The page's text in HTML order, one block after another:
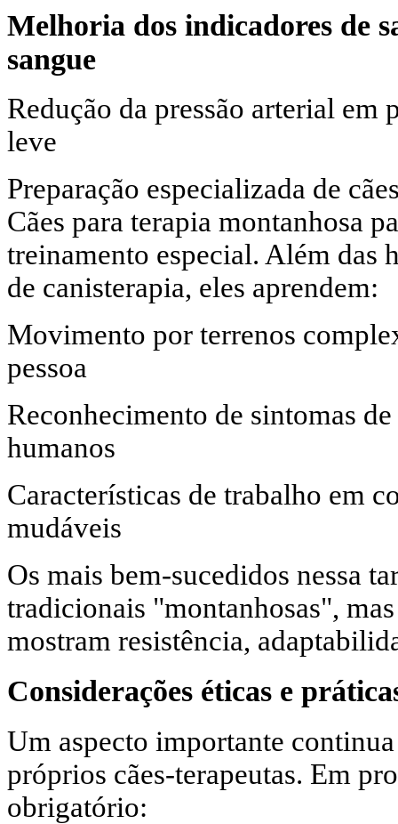
Melhoria dos indicadores de
sangue
Redução da pressão arterial em
leve
Preparação especializada de
Cães para terapia montanhosa
treinamento especial. Além das
de canisterapia, eles aprendem:
Movimento por terrenos
pessoa
Reconhecimento de sintomas
humanos
Características de trabalho em
mudáveis
Os mais bem-sucedidos nessa
tradicionais "montanhosas",
mostram resistência,
Considerações éticas e
Um aspecto importante
próprios cães-terapeutas. Em
obrigatório: